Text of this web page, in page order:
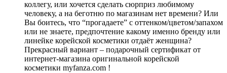
коллегу, или хочется сделать сюрприз любимому
человеку, а на беготню по магазинам нет времени? Или
Вы боитесь, что “прогадаете” с оттенком/цветом/запахом
или не знаете, предпочтение какому именно бренду или
линейке корейской косметики отдаёт женщина?
Прекрасный вариант – подарочный сертификат от
интернет-магазина оригинальной корейской
косметики myfanza.com !